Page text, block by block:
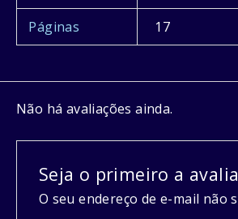
Páginas 17
Não há avaliações ainda.
Seja o primeiro a
O seu endereço de e-mail não